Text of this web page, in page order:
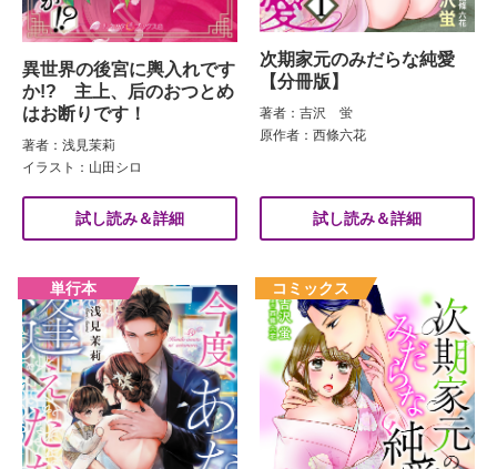
異世界の後宮に輿入れです
か!? 主上、后のおつとめ
はお断りです！
著者：浅見茉莉
イラスト：山田シロ
試し読み＆詳細
次期家元のみだらな純愛
【分冊版】
著者：吉沢 蛍
原作者：西條六花
試し読み＆詳細